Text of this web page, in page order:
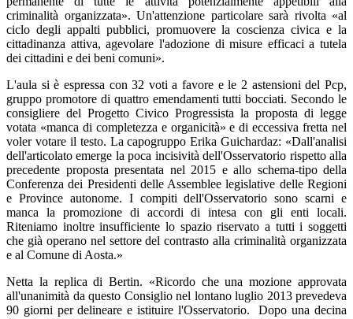
criminalità organizzata». Un'attenzione particolare sarà rivolta «al
ciclo degli appalti pubblici, promuovere la coscienza civica e la
cittadinanza attiva, agevolare l'adozione di misure efficaci a tutela
dei cittadini e dei beni comuni».
L'aula si è espressa con 32 voti a favore e le 2 astensioni del Pcp,
gruppo promotore di quattro emendamenti tutti bocciati. Secondo le
consigliere del Progetto Civico Progressista la proposta di legge
votata «manca di completezza e organicità» e di eccessiva fretta nel
voler votare il testo. La capogruppo Erika Guichardaz: «Dall'analisi
dell'articolato emerge la poca incisività dell'Osservatorio rispetto alla
precedente proposta presentata nel 2015 e allo schema-tipo della
Conferenza dei Presidenti delle Assemblee legislative delle Regioni
e Province autonome. I compiti dell'Osservatorio sono scarni e
manca la promozione di accordi di intesa con gli enti locali.
Riteniamo inoltre insufficiente lo spazio riservato a tutti i soggetti
che già operano nel settore del contrasto alla criminalità organizzata
e al Comune di Aosta.»
Netta la replica di Bertin. «Ricordo che una mozione approvata
all'unanimità da questo Consiglio nel lontano luglio 2013 prevedeva
90 giorni per delineare e istituire l'Osservatorio. Dopo una decina